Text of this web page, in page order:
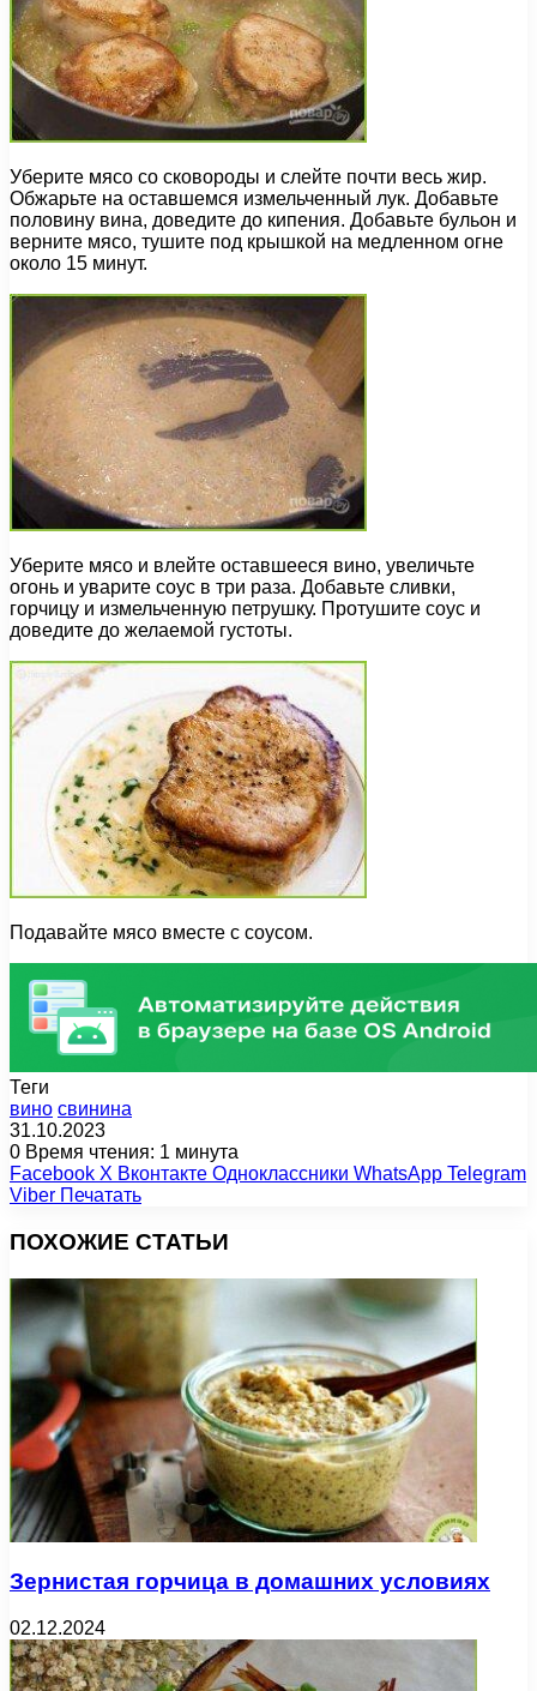
Уберите мясо со сковороды и слейте почти весь жир.
Обжарьте на оставшемся измельченный лук. Добавьте
половину вина, доведите до кипения. Добавьте бульон и
верните мясо, тушите под крышкой на медленном огне
около 15 минут.
Уберите мясо и влейте оставшееся вино, увеличьте
огонь и уварите соус в три раза. Добавьте сливки,
горчицу и измельченную петрушку. Протушите соус и
доведите до желаемой густоты.
Подавайте мясо вместе с соусом.
Теги
вино свинина
31.10.2023
0 Время чтения: 1 минута
Facebook X Вконтакте Одноклассники WhatsApp Telegram
Viber Печатать
ПОХОЖИЕ СТАТЬИ
Зернистая горчица в домашних условиях
02.12.2024